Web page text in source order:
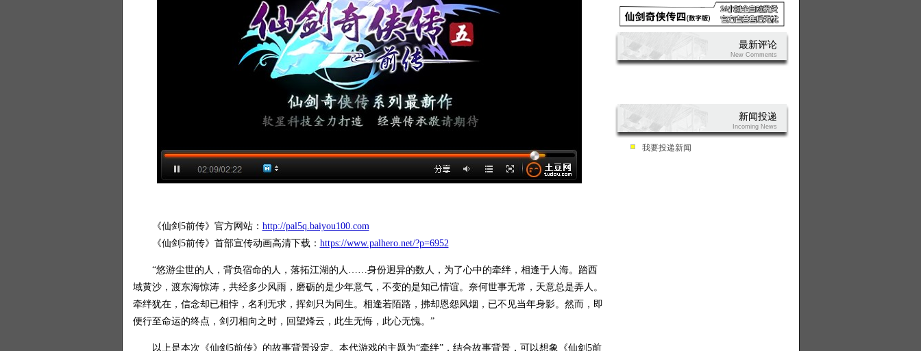
《仙剑5前传》官方网站： http://pal5q.baiyou100.com
《仙剑5前传》首部宣传动画高清下载： https://www.palhero.net/?p=6952
“悠游尘世的人，背负宿命的人，落拓江湖的人……身份迥异的数人，为了心中的牵绊，相逢于人海。踏西
域黄沙，渡东海惊涛，共经多少风雨，磨砺的是少年意气，不变的是知己情谊。奈何世事无常，天意总是弄人。
牵绊犹在，信念却已相悖，名利无求，挥剑只为同生。相逢若陌路，拂却恩怨风烟，已不见当年身影。然而，即
便行至命运的终点，剑刃相向之时，回望烽云，此生无悔，此心无愧。”
以上是本次《仙剑5前传》的故事背景设定。本代游戏的主题为“牵绊”，结合故事背景，可以想象《仙剑5前
最新评论
New Comments
新闻投递
Incoming News
我要投递新闻